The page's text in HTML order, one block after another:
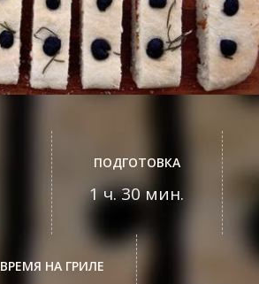
ПОДГОТОВКА
1 ч. 30 мин.
ВРЕМЯ НА ГРИЛЕ